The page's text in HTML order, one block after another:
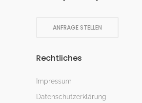
ANFRAGE STELLEN
Rechtliches
Impressum
Datenschutzerklärung